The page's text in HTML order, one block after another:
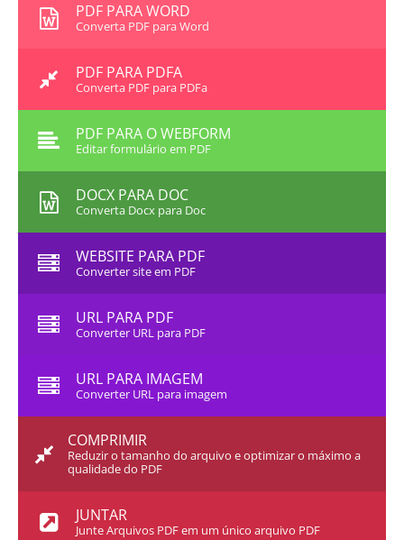
PDF PARA WORD
Converta PDF para Word
PDF PARA PDFA
Converta PDF para PDFa
PDF PARA O WEBFORM
Editar formulário em PDF
DOCX PARA DOC
Converta Docx para Doc
WEBSITE PARA PDF
Converter site em PDF
URL PARA PDF
Converter URL para PDF
URL PARA IMAGEM
Converter URL para imagem
COMPRIMIR
Reduzir o tamanho do arquivo e optimizar o máximo a
qualidade do PDF
JUNTAR
Junte Arquivos PDF em um único arquivo PDF